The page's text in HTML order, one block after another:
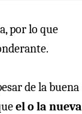
por lo que
de la buena
el o la nueva